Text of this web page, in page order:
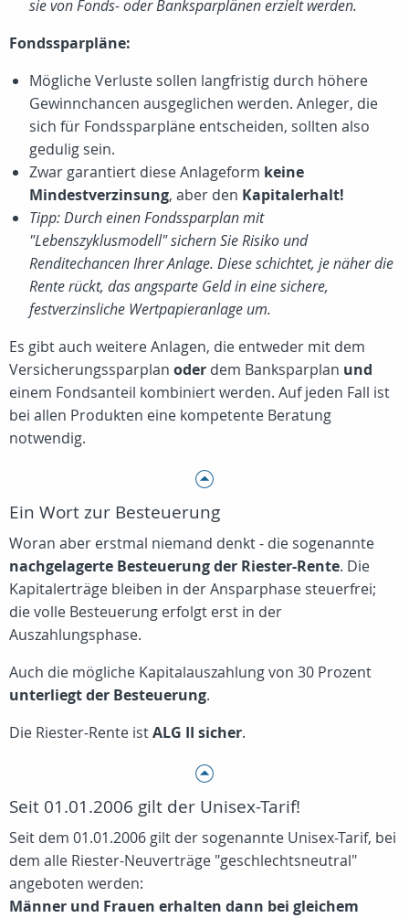
sie von Fonds- oder Banksparplänen erzielt werden.
Fondssparpläne:
Mögliche Verluste sollen langfristig durch höhere
Gewinnchancen ausgeglichen werden. Anleger, die
sich für Fondssparpläne entscheiden, sollten also
gedulig sein.
Zwar garantiert diese Anlageform keine
Mindestverzinsung, aber den Kapitalerhalt!
Tipp: Durch einen Fondssparplan mit
"Lebenszyklusmodell" sichern Sie Risiko und
Renditechancen Ihrer Anlage. Diese schichtet, je näher die
Rente rückt, das angsparte Geld in eine sichere,
festverzinsliche Wertpapieranlage um.
Es gibt auch weitere Anlagen, die entweder mit dem
Versicherungssparplan oder dem Banksparplan und
einem Fondsanteil kombiniert werden. Auf jeden Fall ist
bei allen Produkten eine kompetente Beratung
notwendig.
Ein Wort zur Besteuerung
Woran aber erstmal niemand denkt - die sogenannte
nachgelagerte Besteuerung der Riester-Rente. Die
Kapitalerträge bleiben in der Ansparphase steuerfrei;
die volle Besteuerung erfolgt erst in der
Auszahlungsphase.
Auch die mögliche Kapitalauszahlung von 30 Prozent
unterliegt der Besteuerung.
Die Riester-Rente istALG II sicher.
Seit 01.01.2006 gilt der Unisex-Tarif!
Seit dem 01.01.2006 gilt der sogenannte Unisex-Tarif, bei
dem alle Riester-Neuverträge "geschlechtsneutral"
angeboten werden:
Männer und Frauen erhalten dann bei gleichem